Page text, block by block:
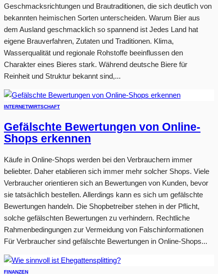
Geschmacksrichtungen und Brautraditionen, die sich deutlich von
bekannten heimischen Sorten unterscheiden. Warum Bier aus
dem Ausland geschmacklich so spannend ist Jedes Land hat
eigene Brauverfahren, Zutaten und Traditionen. Klima,
Wasserqualität und regionale Rohstoffe beeinflussen den
Charakter eines Bieres stark. Während deutsche Biere für
Reinheit und Struktur bekannt sind,...
INTERNETWIRTSCHAFT
Gefälschte Bewertungen von Online-
Shops erkennen
Käufe in Online-Shops werden bei den Verbrauchern immer
beliebter. Daher etablieren sich immer mehr solcher Shops. Viele
Verbraucher orientieren sich an Bewertungen von Kunden, bevor
sie tatsächlich bestellen. Allerdings kann es sich um gefälschte
Bewertungen handeln. Die Shopbetreiber stehen in der Pflicht,
solche gefälschten Bewertungen zu verhindern. Rechtliche
Rahmenbedingungen zur Vermeidung von Falschinformationen
Für Verbraucher sind gefälschte Bewertungen in Online-Shops...
FINANZEN